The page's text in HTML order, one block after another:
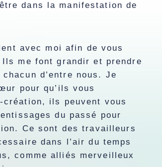
dans la manifestation de
avec moi afin de vous
me font grandir et prendre
d’entre nous. Je
pour qu’ils vous
création, ils peuvent vous
du passé pour
Ce sont des travailleurs
dans l’air du temps
comme alliés merveilleux